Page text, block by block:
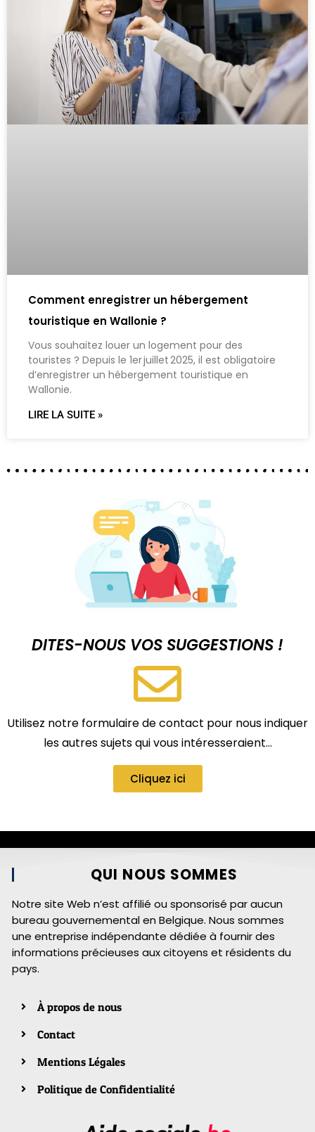
Comment enregistrer un hébergement
touristique en Wallonie ?
Vous souhaitez louer un logement pour des
touristes ? Depuis le 1er juillet 2025, il est obligatoire
d’enregistrer un hébergement touristique en
Wallonie.
LIRE LA SUITE »
DITES-NOUS VOS SUGGESTIONS !
Utilisez notre formulaire de contact pour nous indiquer
les autres sujets qui vous intéresseraient…
Cliquez ici
QUI NOUS SOMMES
Notre site Web n’est affilié ou sponsorisé par aucun
bureau gouvernemental en Belgique. Nous sommes
une entreprise indépendante dédiée à fournir des
informations précieuses aux citoyens et résidents du
pays.
À propos de nous
Contact
Mentions Légales
Politique de Confidentialité